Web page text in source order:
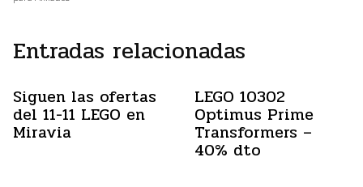
Entradas relacionadas
Siguen las ofertas
del 11-11 LEGO en
Miravia
LEGO 10302
Optimus Prime
Transformers –
40% dto